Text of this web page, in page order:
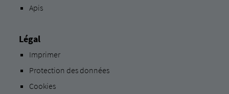
Apis
Légal
Imprimer
Protection des données
Cookies